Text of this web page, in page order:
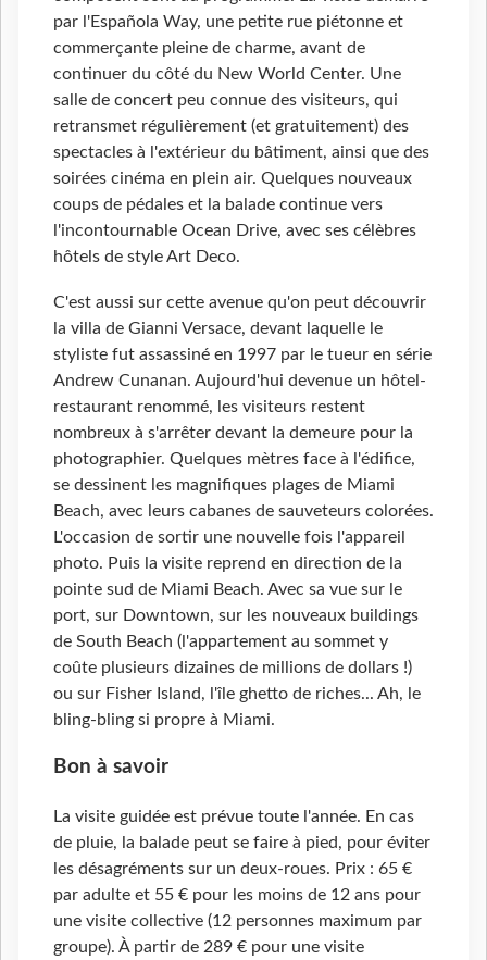
par l'Española Way, une petite rue piétonne et
commerçante pleine de charme, avant de
continuer du côté du New World Center. Une
salle de concert peu connue des visiteurs, qui
retransmet régulièrement (et gratuitement) des
spectacles à l'extérieur du bâtiment, ainsi que des
soirées cinéma en plein air. Quelques nouveaux
coups de pédales et la balade continue vers
l'incontournable Ocean Drive, avec ses célèbres
hôtels de style Art Deco.
C'est aussi sur cette avenue qu'on peut découvrir
la villa de Gianni Versace, devant laquelle le
styliste fut assassiné en 1997 par le tueur en série
Andrew Cunanan. Aujourd'hui devenue un hôtel-
restaurant renommé, les visiteurs restent
nombreux à s'arrêter devant la demeure pour la
photographier. Quelques mètres face à l'édifice,
se dessinent les magnifiques plages de Miami
Beach, avec leurs cabanes de sauveteurs colorées.
L'occasion de sortir une nouvelle fois l'appareil
photo. Puis la visite reprend en direction de la
pointe sud de Miami Beach. Avec sa vue sur le
port, sur Downtown, sur les nouveaux buildings
de South Beach (l'appartement au sommet y
coûte plusieurs dizaines de millions de dollars !)
ou sur Fisher Island, l'île ghetto de riches... Ah, le
bling-bling si propre à Miami.
Bon à savoir
La visite guidée est prévue toute l'année. En cas
de pluie, la balade peut se faire à pied, pour éviter
les désagréments sur un deux-roues. Prix : 65 €
par adulte et 55 € pour les moins de 12 ans pour
une visite collective (12 personnes maximum par
groupe). À partir de 289 € pour une visite